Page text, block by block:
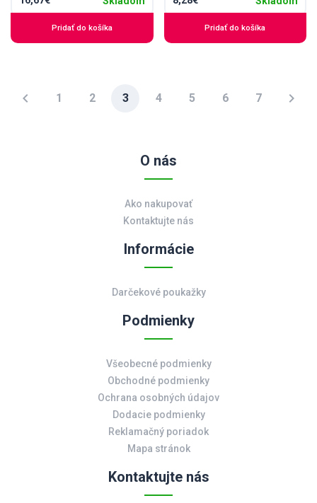
Pridať do košíka Pridať do košíka
chevron_left 1 2 3 4 5 6 7 chevron_right
O nás
Ako nakupovať
Kontaktujte nás
Informácie
Darčekové poukažky
Podmienky
Všeobecné podmienky
Obchodné podmienky
Ochrana osobných údajov
Dodacie podmienky
Reklamačný poriadok
Mapa stránok
Kontaktujte nás